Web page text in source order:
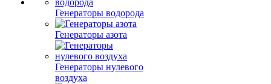
Генераторы водорода
Генераторы азота
Генераторы нулевого
воздуха